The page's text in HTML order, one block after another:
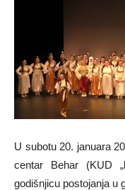
U subotu 20. januara
centar Behar (KUD „
godišnjicu postojanja u